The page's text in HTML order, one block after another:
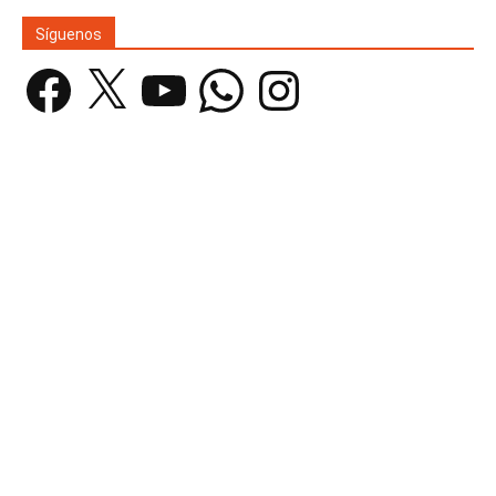
Síguenos
Facebook YouTube WhatsAppInstagram